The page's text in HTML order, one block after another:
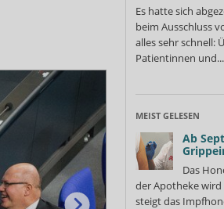
Es hatte sich
beim Ausschluss
alles sehr schnell:
Patientinnen und...
MEIST GELESEN
Ab
Das
der Apotheke
steigt das